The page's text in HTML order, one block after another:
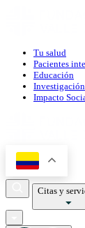
Tu salud
Pacientes
Educación
Investigación
Impacto
Citas y